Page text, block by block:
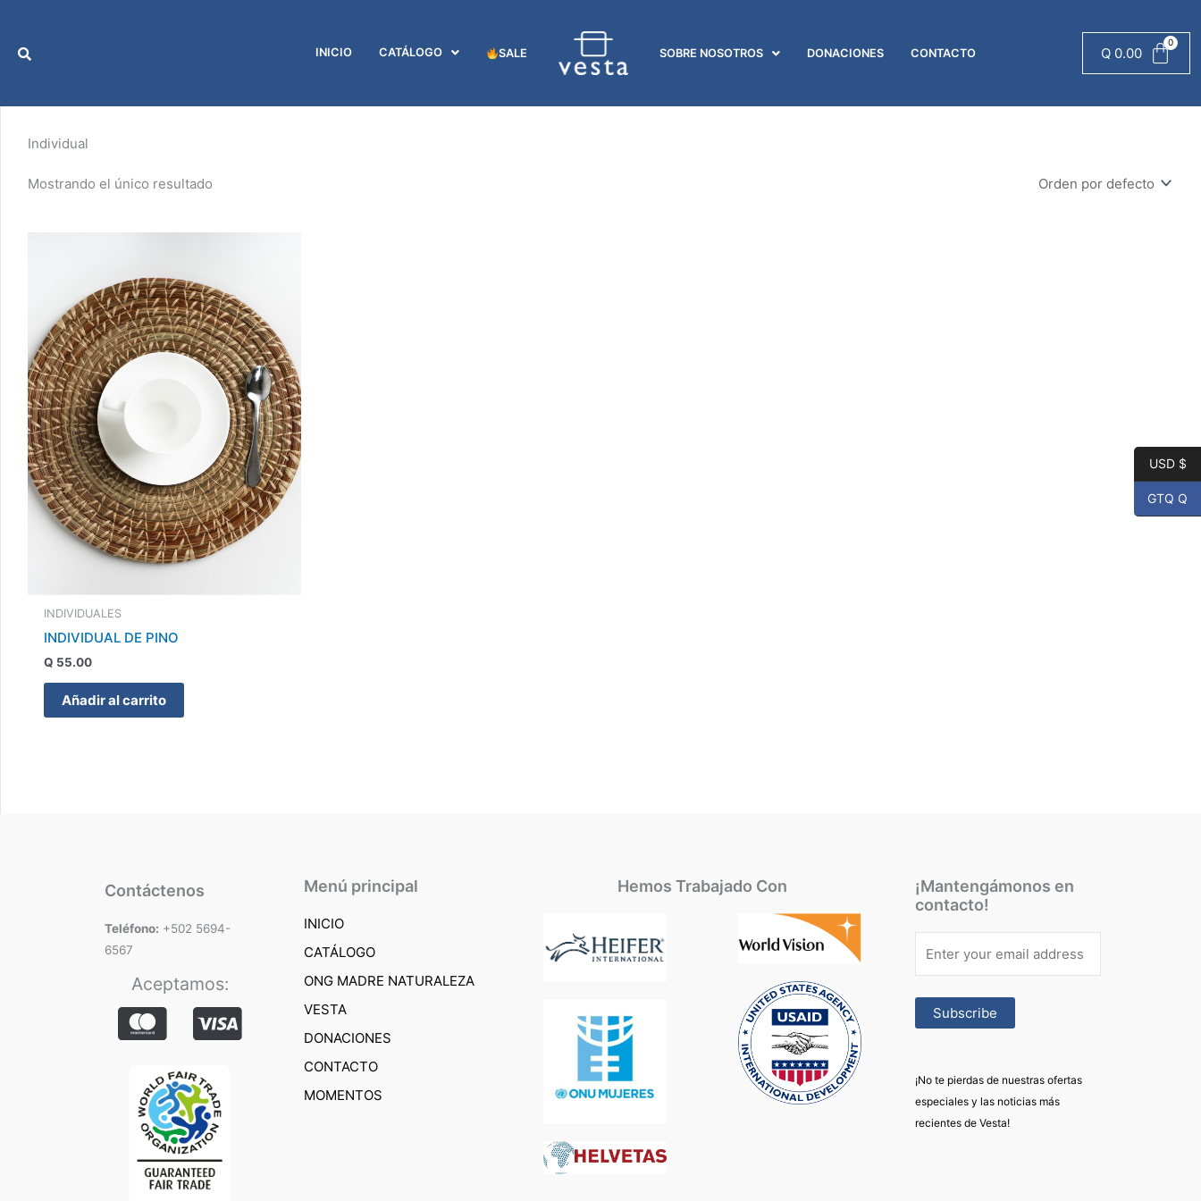
contenido
INICIO CATÁLOGO SALE SOBRE NOSOTROS DONACIONES CONTACTO Q0.00
Individual
Mostrando el único resultado
INDIVIDUALES
INDIVIDUAL DE PINO
Q 55.00
Añadir al carrito
Contáctenos
Teléfono: +502 5694-
6567
Aceptamos:
Menú principal
INICIO
CATÁLOGO
ONG MADRE NATURALEZA
VESTA
DONACIONES
CONTACTO
MOMENTOS
Hemos Trabajado Con
¡Mantengámonos en
contacto!
¡No te pierdas de nuestras ofertas
especiales y las noticias más
recientes de Vesta!
USD $
GTQ Q